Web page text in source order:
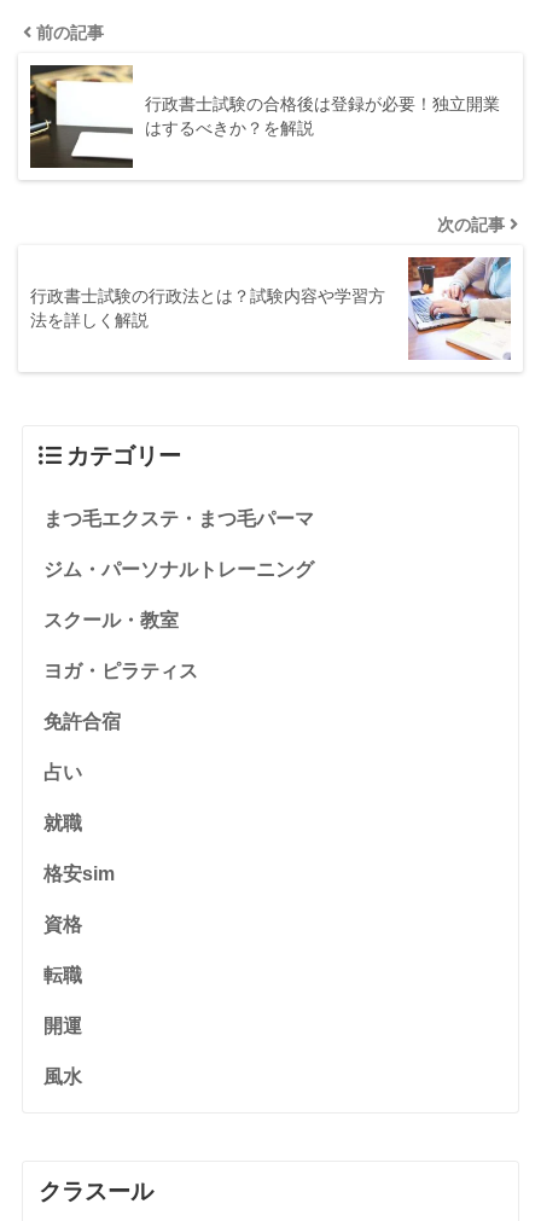
前の記事
行政書士試験の合格後は登録が必要！独立開業
はするべきか？を解説
次の記事
行政書士試験の行政法とは？試験内容や学習方
法を詳しく解説
カテゴリー
まつ毛エクステ・まつ毛パーマ
ジム・パーソナルトレーニング
スクール・教室
ヨガ・ピラティス
免許合宿
占い
就職
格安sim
資格
転職
開運
風水
クラスール